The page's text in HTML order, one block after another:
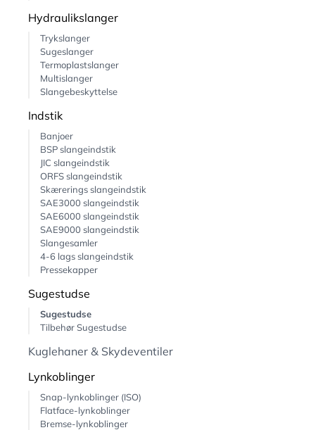
Hydraulikslanger
Trykslanger
Sugeslanger
Termoplastslanger
Multislanger
Slangebeskyttelse
Indstik
Banjoer
BSP slangeindstik
JIC slangeindstik
ORFS slangeindstik
Skærerings slangeindstik
SAE3000 slangeindstik
SAE6000 slangeindstik
SAE9000 slangeindstik
Slangesamler
4-6 lags slangeindstik
Pressekapper
Sugestudse
Sugestudse
Tilbehør Sugestudse
Kuglehaner & Skydeventiler
Lynkoblinger
Snap-lynkoblinger (ISO)
Flatface-lynkoblinger
Bremse-lynkoblinger